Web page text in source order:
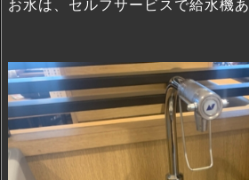
お水は、セルフサービスで給水機あ